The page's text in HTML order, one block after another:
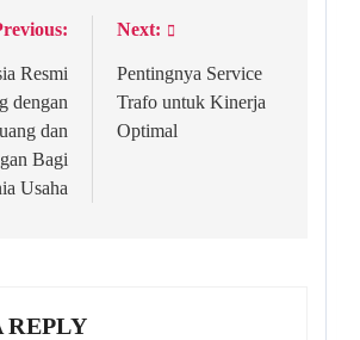
Resmi
dengan
dan
Bagi
Usaha
Next:
Pentingnya Service
Trafo untuk Kinerja
Optimal
REPLY